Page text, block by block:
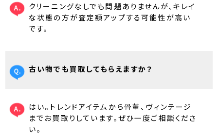
クリーニングなしでも問題ありませんが、キレイ
な状態の方が査定額アップする可能性が高い
です。
古い物でも買取してもらえますか？
はい。トレンドアイテムから骨董、ヴィンテージ
までお買取りしています。ぜひ一度ご相談くださ
い。